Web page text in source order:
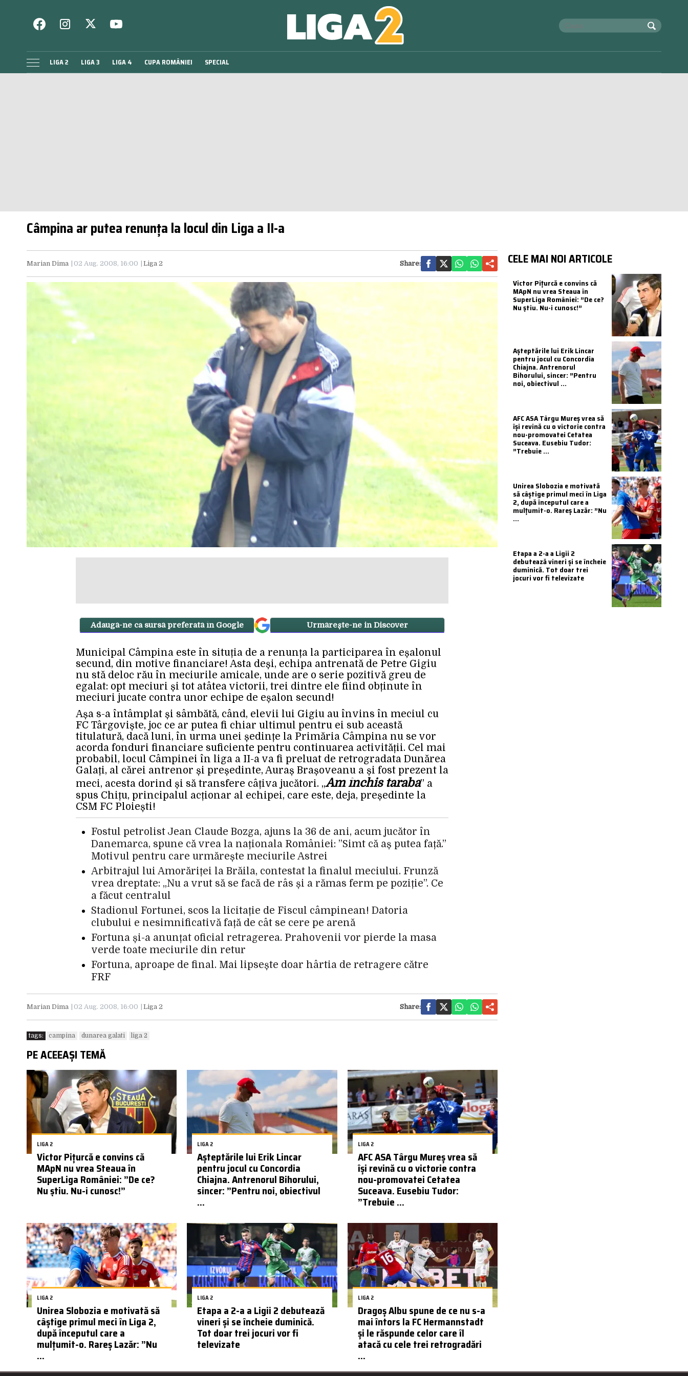
LIGA 2 LIGA 3 LIGA 4 CUPA ROMÂNIEI SPECIAL
Câmpina ar putea renunța la locul din Liga a II-a
Marian Dima 02 Aug. 2008, 16:00 Liga 2 Share:
Adaugă-ne ca sursă preferată în Google Urmărește-ne in Discover
Municipal Câmpina este în situția de a renunța la participarea în eșalonul
secund, din motive financiare! Asta deși, echipa antrenată de Petre Gigiu
nu stă deloc rău în meciurile amicale, unde are o serie pozitivă greu de
egalat: opt meciuri și tot atâtea victorii, trei dintre ele fiind obținute în
meciuri jucate contra unor echipe de eșalon secund!
Așa s-a întâmplat și sâmbătă, când, elevii lui Gigiu au învins în meciul cu
FC Târgoviște, joc ce ar putea fi chiar ultimul pentru ei sub această
titulatură, dacă luni, în urma unei ședințe la Primăria Câmpina nu se vor
acorda fonduri financiare suficiente pentru continuarea activității. Cel mai
probabil, locul Câmpinei în liga a II-a va fi preluat de retrogradata Dunărea
Galați, al cărei antrenor și președinte, Auraș Brașoveanu a și fost prezent la
meci, acesta dorind și să transfere câțiva jucători. „Am închis taraba” a
spus Chițu, principalul acționar al echipei, care este, deja, președinte la
CSM FC Ploiești!
Fostul petrolist Jean Claude Bozga, ajuns la 36 de ani, acum jucător în
Danemarca, spune că vrea la naționala României: ”Simt că aș putea față.”
Motivul pentru care urmărește meciurile Astrei
Arbitrajul lui Amorăriței la Brăila, contestat la finalul meciului. Frunză
vrea dreptate: „Nu a vrut să se facă de râs și a rămas ferm pe poziție”. Ce
a făcut centralul
Stadionul Fortunei, scos la licitație de Fiscul câmpinean! Datoria
clubului e nesimnificativă față de cât se cere pe arenă
Fortuna și-a anunțat oficial retragerea. Prahovenii vor pierde la masa
verde toate meciurile din retur
Fortuna, aproape de final. Mai lipsește doar hârtia de retragere către
FRF
Marian Dima 02 Aug. 2008, 16:00 Liga 2 Share:
tags: campina dunarea galati liga 2
PE ACEEAȘI TEMĂ
LIGA 2
Victor Pițurcă e convins că
MApN nu vrea Steaua în
SuperLiga României: ”De ce?
Nu știu. Nu-i cunosc!”
LIGA 2
Așteptările lui Erik Lincar
pentru jocul cu Concordia
Chiajna. Antrenorul Bihorului,
sincer: ”Pentru noi, obiectivul
...
LIGA 2
AFC ASA Târgu Mureș vrea să
își revină cu o victorie contra
nou-promovatei Cetatea
Suceava. Eusebiu Tudor:
”Trebuie ...
LIGA 2
Unirea Slobozia e motivată să
câștige primul meci în Liga 2,
după începutul care a
mulțumit-o. Rareș Lazăr: ”Nu
...
LIGA 2
Etapa a 2-a a Ligii 2 debutează
vineri și se încheie duminică.
Tot doar trei jocuri vor fi
televizate
LIGA 2
Dragoș Albu spune de ce nu s-a
mai întors la FC Hermannstadt
și le răspunde celor care îl
atacă cu cele trei retrogradări
...
CELE MAI NOI ARTICOLE
Victor Pițurcă e convins că
MApN nu vrea Steaua în
SuperLiga României: ”De ce?
Nu știu. Nu-i cunosc!”
Așteptările lui Erik Lincar
pentru jocul cu Concordia
Chiajna. Antrenorul
Bihorului, sincer: ”Pentru
noi, obiectivul ...
AFC ASA Târgu Mureș vrea să
își revină cu o victorie contra
nou-promovatei Cetatea
Suceava. Eusebiu Tudor:
”Trebuie ...
Unirea Slobozia e motivată
să câștige primul meci în Liga
2, după începutul care a
mulțumit-o. Rareș Lazăr: ”Nu
...
Etapa a 2-a a Ligii 2
debutează vineri și se încheie
duminică. Tot doar trei
jocuri vor fi televizate